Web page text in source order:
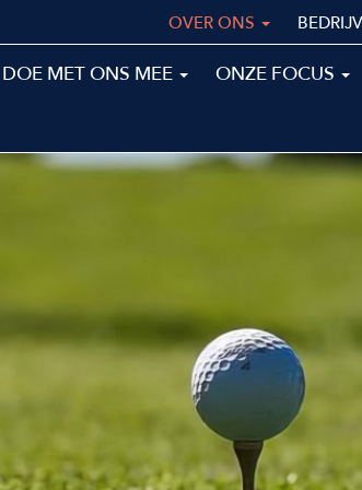
OVER ONS
DOE MET ONS MEE ONZE FOCUS